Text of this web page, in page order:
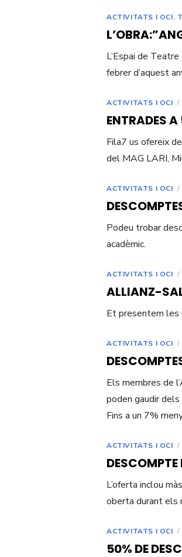
ACTIVITATS I OCI,
L’Espai de
febrer d’aquest
ACTIVITATS I OCI
ENTRADES
Fila7 us ofereix
del MAG LARI,
ACTIVITATS I OCI
Podeu trobar
acadèmic.
ACTIVITATS I OCI
ALLIANZ-
Et presentem les
ACTIVITATS I OCI
Els membres de
poden gaudir
Fins a un 7%
ACTIVITATS I OCI
L’oferta inclou
oberta durant els
ACTIVITATS I OCI
50% DE